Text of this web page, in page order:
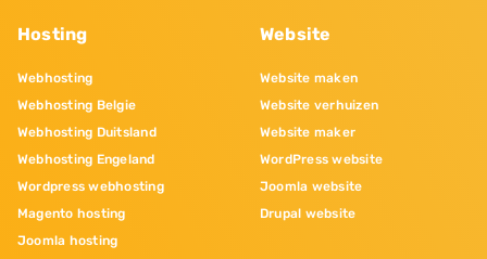
Hosting
Webhosting
Webhosting Belgie
Webhosting Duitsland
Webhosting Engeland
Wordpress webhosting
Magento hosting
Joomla hosting
Website
Website maken
Website verhuizen
Website maker
WordPress website
Joomla website
Drupal website